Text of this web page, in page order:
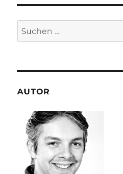
York
online
Suchen
nach:
AUTOR